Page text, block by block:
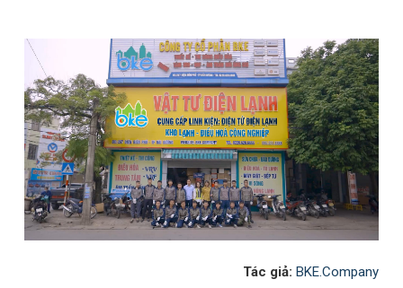
Tác giả: BKE.Company